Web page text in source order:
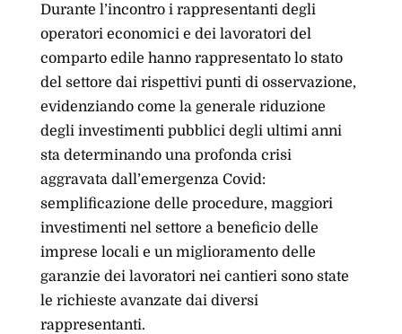
Durante l’incontro i rappresentanti degli
operatori economici e dei lavoratori del
comparto edile hanno rappresentato lo stato
del settore dai rispettivi punti di osservazione,
evidenziando come la generale riduzione
degli investimenti pubblici degli ultimi anni
sta determinando una profonda crisi
aggravata dall’emergenza Covid:
semplificazione delle procedure, maggiori
investimenti nel settore a beneficio delle
imprese locali e un miglioramento delle
garanzie dei lavoratori nei cantieri sono state
le richieste avanzate dai diversi
rappresentanti.